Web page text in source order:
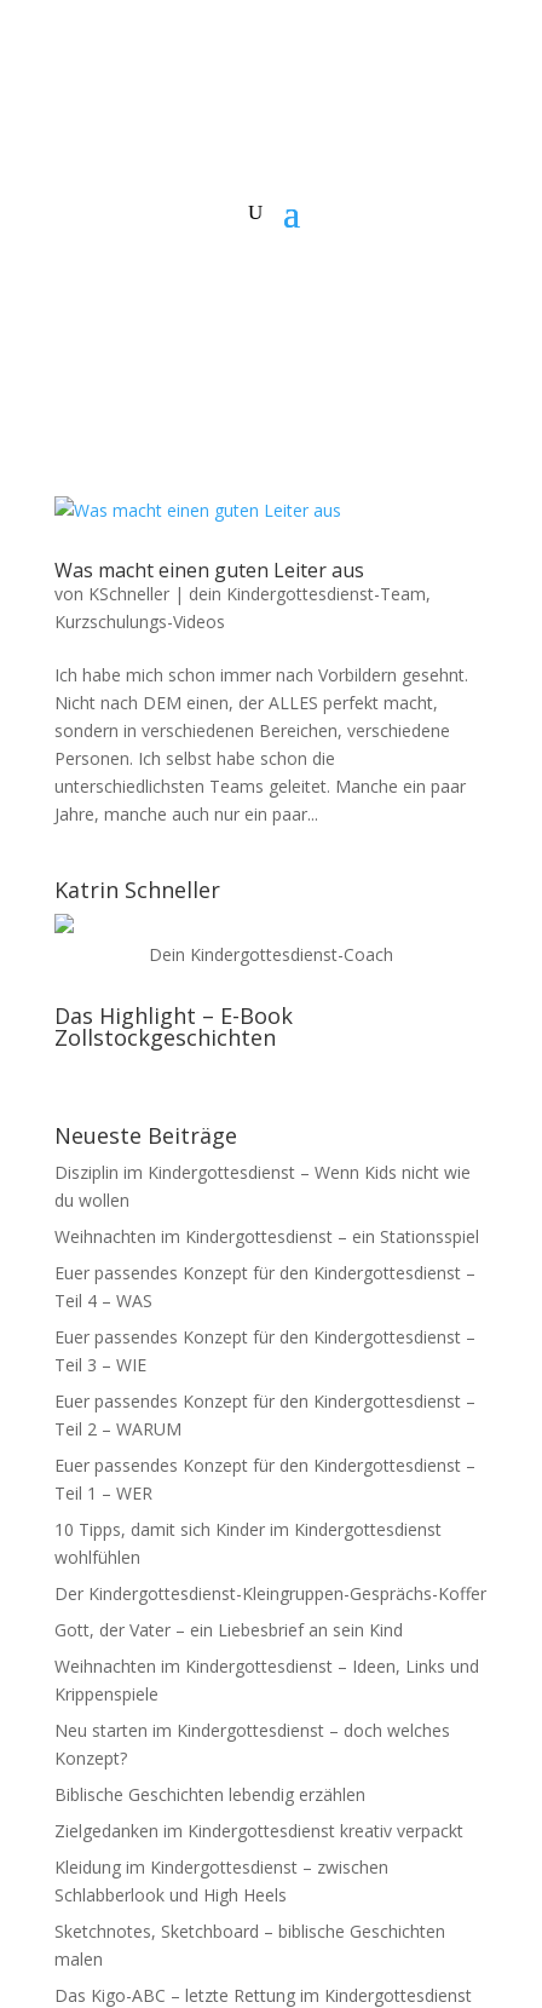
Was macht einen guten Leiter aus
von KSchneller| dein Kindergottesdienst-Team,
Kurzschulungs-Videos
Ich habe mich schon immer nach Vorbildern gesehnt.
Nicht nach DEM einen, der ALLES perfekt macht,
sondern in verschiedenen Bereichen, verschiedene
Personen. Ich selbst habe schon die
unterschiedlichsten Teams geleitet. Manche ein paar
Jahre, manche auch nur ein paar...
Katrin Schneller
Dein Kindergottesdienst-Coach
Das Highlight – E-Book
Zollstockgeschichten
Neueste Beiträge
Disziplin im Kindergottesdienst – Wenn Kids nicht wie
du wollen
Weihnachten im Kindergottesdienst – ein Stationsspiel
Euer passendes Konzept für den Kindergottesdienst –
Teil 4 – WAS
Euer passendes Konzept für den Kindergottesdienst –
Teil 3 – WIE
Euer passendes Konzept für den Kindergottesdienst –
Teil 2 – WARUM
Euer passendes Konzept für den Kindergottesdienst –
Teil 1 – WER
10 Tipps, damit sich Kinder im Kindergottesdienst
wohlfühlen
Der Kindergottesdienst-Kleingruppen-Gesprächs-Koffer
Gott, der Vater – ein Liebesbrief an sein Kind
Weihnachten im Kindergottesdienst – Ideen, Links und
Krippenspiele
Neu starten im Kindergottesdienst – doch welches
Konzept?
Biblische Geschichten lebendig erzählen
Zielgedanken im Kindergottesdienst kreativ verpackt
Kleidung im Kindergottesdienst – zwischen
Schlabberlook und High Heels
Sketchnotes, Sketchboard – biblische Geschichten
malen
Das Kigo-ABC – letzte Rettung im Kindergottesdienst